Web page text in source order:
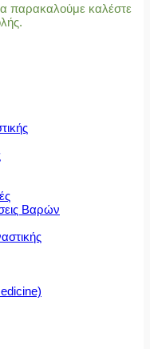
παρακαλούμε καλέστε
Βαρών